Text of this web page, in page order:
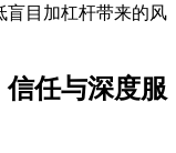
盲目加杠杆带来的风
任与深度服